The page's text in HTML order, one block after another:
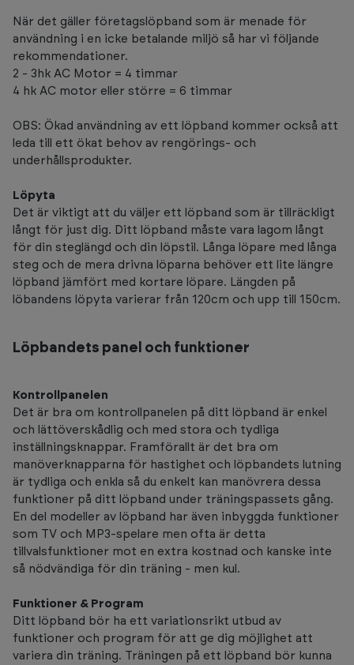
När det gäller företagslöpband som är menade för
användning i en icke betalande miljö så har vi följande
rekommendationer.
2 - 3hk AC Motor = 4 timmar
4 hk AC motor eller större = 6 timmar
OBS: Ökad användning av ett löpband kommer också att
leda till ett ökat behov av rengörings- och
underhållsprodukter.
Löpyta
Det är viktigt att du väljer ett löpband som är tillräckligt
långt för just dig. Ditt löpband måste vara lagom långt
för din steglängd och din löpstil. Långa löpare med långa
steg och de mera drivna löparna behöver ett lite längre
löpband jämfört med kortare löpare. Längden på
löbandens löpyta varierar från 120cm och upp till 150cm.
Löpbandets panel och funktioner
Kontrollpanelen
Det är bra om kontrollpanelen på ditt löpband är enkel
och lättöverskådlig och med stora och tydliga
inställningsknappar. Framförallt är det bra om
manöverknapparna för hastighet och löpbandets lutning
är tydliga och enkla så du enkelt kan manövrera dessa
funktioner på ditt löpband under träningspassets gång.
En del modeller av löpband har även inbyggda funktioner
som TV och MP3-spelare men ofta är detta
tillvalsfunktioner mot en extra kostnad och kanske inte
så nödvändiga för din träning - men kul.
Funktioner & Program
Ditt löpband bör ha ett variationsrikt utbud av
funktioner och program för att ge dig möjlighet att
variera din träning. Träningen på ett löpband bör kunna